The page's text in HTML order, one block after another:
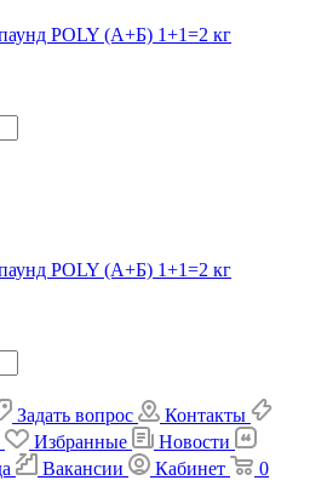
POLY (А+Б) 1+1=2 кг
POLY (А+Б) 1+1=2 кг
Задать вопрос
Контакты
Избранные
Новости
Вакансии Кабинет
0